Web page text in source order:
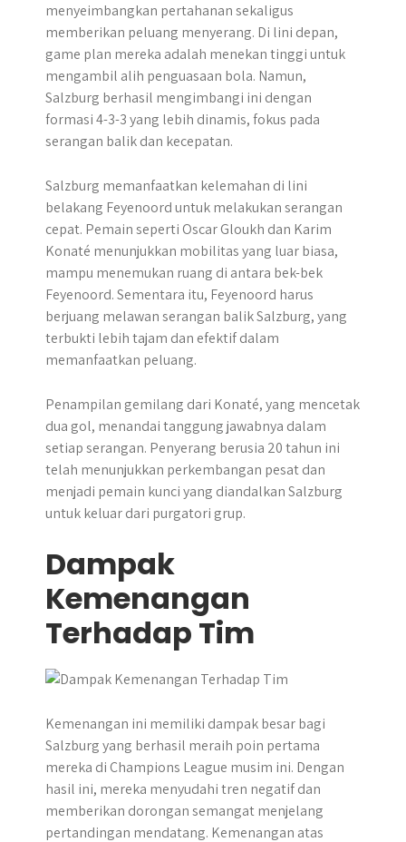
menyeimbangkan pertahanan sekaligus
memberikan peluang menyerang. Di lini depan,
game plan mereka adalah menekan tinggi untuk
mengambil alih penguasaan bola. Namun,
Salzburg berhasil mengimbangi ini dengan
formasi 4-3-3 yang lebih dinamis, fokus pada
serangan balik dan kecepatan.
Salzburg memanfaatkan kelemahan di lini
belakang Feyenoord untuk melakukan serangan
cepat. Pemain seperti Oscar Gloukh dan Karim
Konaté menunjukkan mobilitas yang luar biasa,
mampu menemukan ruang di antara bek-bek
Feyenoord. Sementara itu, Feyenoord harus
berjuang melawan serangan balik Salzburg, yang
terbukti lebih tajam dan efektif dalam
memanfaatkan peluang.
Penampilan gemilang dari Konaté, yang mencetak
dua gol, menandai tanggung jawabnya dalam
setiap serangan. Penyerang berusia 20 tahun ini
telah menunjukkan perkembangan pesat dan
menjadi pemain kunci yang diandalkan Salzburg
untuk keluar dari purgatori grup.
Dampak
Kemenangan
Terhadap Tim
Kemenangan ini memiliki dampak besar bagi
Salzburg yang berhasil meraih poin pertama
mereka di Champions League musim ini. Dengan
hasil ini, mereka menyudahi tren negatif dan
memberikan dorongan semangat menjelang
pertandingan mendatang. Kemenangan atas